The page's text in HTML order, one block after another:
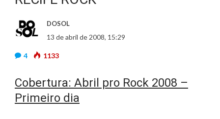
DOSOL
13 de abril de 2008, 15:29
4 1133
Cobertura: Abril pro Rock 2008 –
Primeiro dia